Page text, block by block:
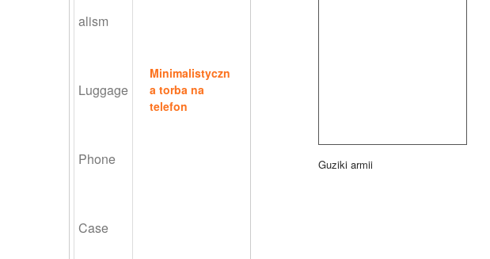
Minimalistyczn
a torba na
telefon
Guziki armii